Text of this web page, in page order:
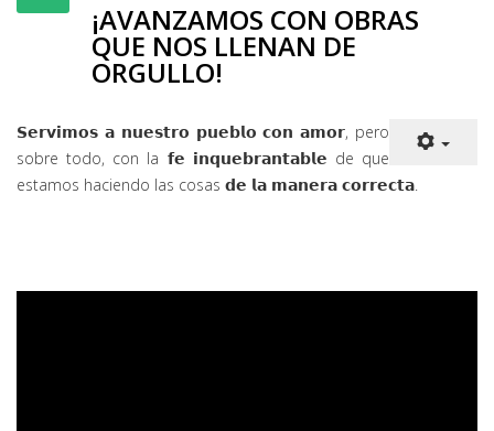
¡AVANZAMOS CON OBRAS
QUE NOS LLENAN DE
ORGULLO!
𝗦𝗲𝗿𝘃𝗶𝗺𝗼𝘀 𝗮 𝗻𝘂𝗲𝘀𝘁𝗿𝗼 𝗽𝘂𝗲𝗯𝗹𝗼 𝗰𝗼𝗻 𝗮𝗺𝗼𝗿, pero
sobre todo, con la 𝗳𝗲 𝗶𝗻𝗾𝘂𝗲𝗯𝗿𝗮𝗻𝘁𝗮𝗯𝗹𝗲 de que
estamos haciendo las cosas 𝗱𝗲 𝗹𝗮 𝗺𝗮𝗻𝗲𝗿𝗮 𝗰𝗼𝗿𝗿𝗲𝗰𝘁𝗮.